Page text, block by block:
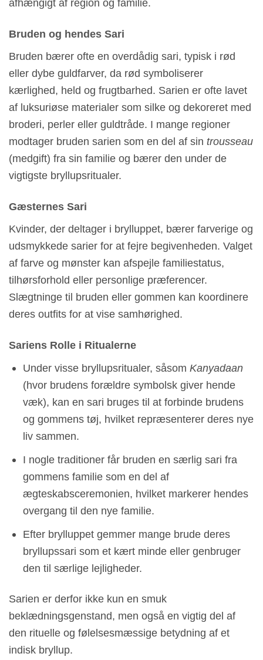
afhængigt af region og familie.
Bruden og hendes Sari
Bruden bærer ofte en overdådig sari, typisk i rød
eller dybe guldfarver, da rød symboliserer
kærlighed, held og frugtbarhed. Sarien er ofte lavet
af luksuriøse materialer som silke og dekoreret med
broderi, perler eller guldtråde. I mange regioner
modtager bruden sarien som en del af sin trousseau
(medgift) fra sin familie og bærer den under de
vigtigste bryllupsritualer.
Gæsternes Sari
Kvinder, der deltager i brylluppet, bærer farverige og
udsmykkede sarier for at fejre begivenheden. Valget
af farve og mønster kan afspejle familiestatus,
tilhørsforhold eller personlige præferencer.
Slægtninge til bruden eller gommen kan koordinere
deres outfits for at vise samhørighed.
Sariens Rolle i Ritualerne
Under visse bryllupsritualer, såsom Kanyadaan
(hvor brudens forældre symbolsk giver hende
væk), kan en sari bruges til at forbinde brudens
og gommens tøj, hvilket repræsenterer deres nye
liv sammen.
I nogle traditioner får bruden en særlig sari fra
gommens familie som en del af
ægteskabsceremonien, hvilket markerer hendes
overgang til den nye familie.
Efter brylluppet gemmer mange brude deres
bryllupssari som et kært minde eller genbruger
den til særlige lejligheder.
Sarien er derfor ikke kun en smuk
beklædningsgenstand, men også en vigtig del af
den rituelle og følelsesmæssige betydning af et
indisk bryllup.